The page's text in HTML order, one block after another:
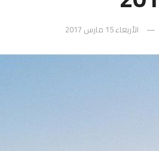
الأربعاء 15 مارس 2017